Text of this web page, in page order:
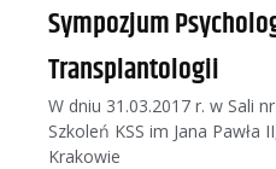
Sympozjum
Transplantologii
W dniu 31.03.2017 r. w Sali
Szkoleń KSS im Jana Pawła
Krakowie